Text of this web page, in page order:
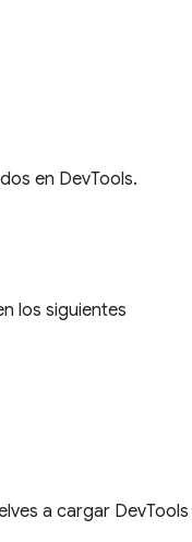
en DevTools.
los siguientes
a cargar DevTools